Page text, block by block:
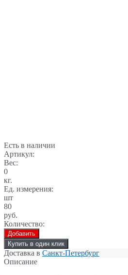
Есть в наличии
Артикул:
Вес:
0
кг.
Ед. измерения:
шт
80
руб.
Количество:
Добавить
Купить в один клик
Доставка в Санкт-Петербург
Описание